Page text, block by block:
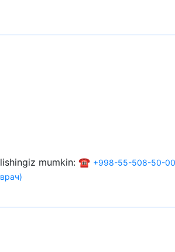
mumkin: ☎️ +998-55-508-50-